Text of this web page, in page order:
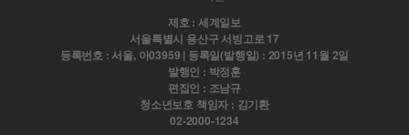
제호 : 세계일보
서울특별시 용산구 서빙고로 17
등록번호 : 서울, 아03959 | 등록일(발행일) : 2015년 11월 2일
발행인 : 박정훈
편집인 : 조남규
청소년보호 책임자 : 김기환
02-2000-1234